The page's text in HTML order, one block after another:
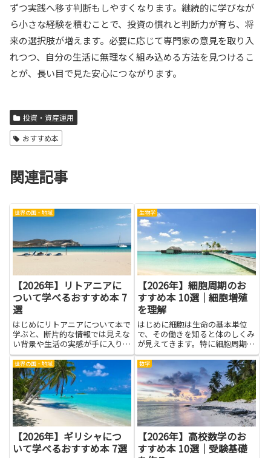
ずつ実践へ移す判断もしやすくなります。継続的に学びなが
ら小さな経験を積むことで、投資の慣れと判断力が育ち、将
来の選択肢が増えます。必要に応じて専門家の意見を取り入
れつつ、自分の生活に無理なく組み込める方法を見つけるこ
とが、長い目で見た安心につながります。
投資・資産運用
おすすめ本
関連記事
世界の国・地域
【2026年】リトアニアに
ついて学べるおすすめ本 7
選
はじめにリトアニアについて本で
学ぶと、断片的な情報では見えな
い背景や生活の実感が手に入りま
す。歴史の流れや民族の移動、宗
教や伝統行事、建築や芸術、食文
化といった多面的な要素を、著者
の視点や一次資料を通してじっく
り理解できます。そうした知識
は...
生物学
【2026年】細胞周期のお
すすめ本 10選｜細胞増殖
を理解
はじめに細胞は生命の基本単位
で、その働きを知ると体のしくみ
が見えてきます。特に細胞周期
は、細胞がどのように生まれ、成
長し、分裂するのかを教えてくれ
る大切な流れです。この記事で
は、細胞周期を理解する助けにな
る本の魅力を、やさしい言葉で紹
介しま...
世界の国・地域
【2026年】ギリシャにつ
いて学べるおすすめ本 7選
数学
【2026年】高校数学のお
すすめ本 10選｜受験基礎